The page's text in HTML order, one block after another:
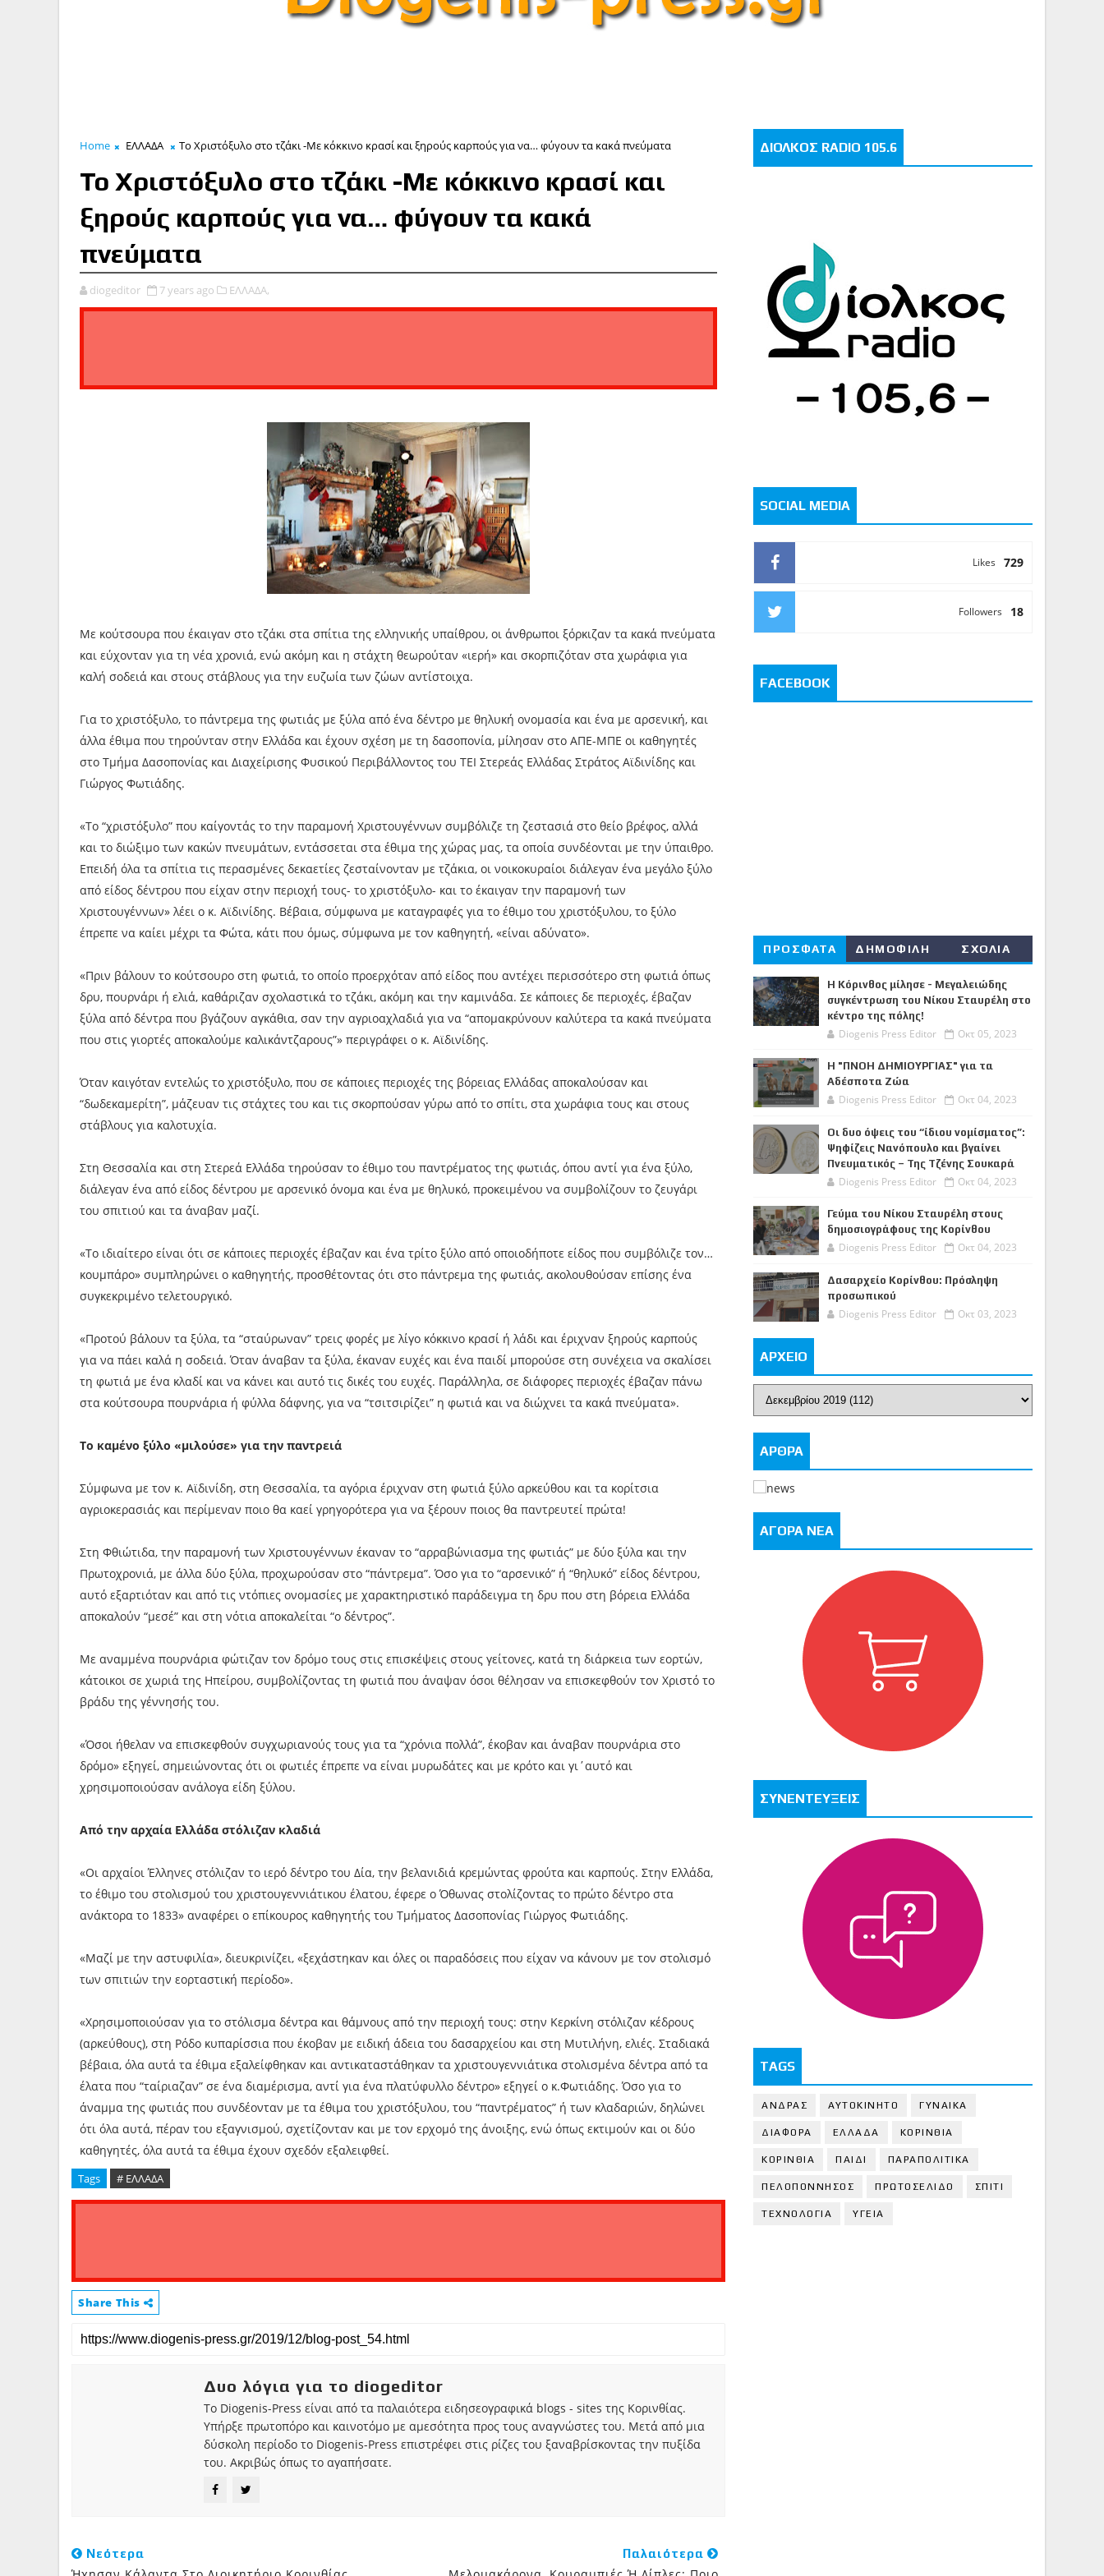
Home ΕΛΛΑΔΑ Το Χριστόξυλο στο τζάκι -Με κόκκινο κρασί και ξηρούς καρπούς για να… φύγουν τα κακά πνεύματα
Το Χριστόξυλο στο τζάκι -Με κόκκινο κρασί και
ξηρούς καρπούς για να… φύγουν τα κακά
πνεύματα
diogeditor 7 years ago ΕΛΛΑΔΑ,
Με κούτσουρα που έκαιγαν στο τζάκι στα σπίτια της ελληνικής υπαίθρου, οι άνθρωποι ξόρκιζαν τα κακά πνεύματα
και εύχονταν για τη νέα χρονιά, ενώ ακόμη και η στάχτη θεωρούταν «ιερή» και σκορπιζόταν στα χωράφια για
καλή σοδειά και στους στάβλους για την ευζωία των ζώων αντίστοιχα.
Για το χριστόξυλο, το πάντρεμα της φωτιάς με ξύλα από ένα δέντρο με θηλυκή ονομασία και ένα με αρσενική, και
άλλα έθιμα που τηρούνταν στην Ελλάδα και έχουν σχέση με τη δασοπονία, μίλησαν στο ΑΠΕ-ΜΠΕ οι καθηγητές
στο Τμήμα Δασοπονίας και Διαχείρισης Φυσικού Περιβάλλοντος του ΤΕΙ Στερεάς Ελλάδας Στράτος Αϊδινίδης και
Γιώργος Φωτιάδης.
«Το “χριστόξυλο” που καίγοντάς το την παραμονή Χριστουγέννων συμβόλιζε τη ζεστασιά στο θείο βρέφος, αλλά
και το διώξιμο των κακών πνευμάτων, εντάσσεται στα έθιμα της χώρας μας, τα οποία συνδέονται με την ύπαιθρο.
Επειδή όλα τα σπίτια τις περασμένες δεκαετίες ζεσταίνονταν με τζάκια, οι νοικοκυραίοι διάλεγαν ένα μεγάλο ξύλο
από είδος δέντρου που είχαν στην περιοχή τους- το χριστόξυλο- και το έκαιγαν την παραμονή των
Χριστουγέννων» λέει ο κ. Αϊδινίδης. Βέβαια, σύμφωνα με καταγραφές για το έθιμο του χριστόξυλου, το ξύλο
έπρεπε να καίει μέχρι τα Φώτα, κάτι που όμως, σύμφωνα με τον καθηγητή, «είναι αδύνατο».
«Πριν βάλουν το κούτσουρο στη φωτιά, το οποίο προερχόταν από είδος που αντέχει περισσότερο στη φωτιά όπως
δρυ, πουρνάρι ή ελιά, καθάριζαν σχολαστικά το τζάκι, ακόμη και την καμινάδα. Σε κάποιες δε περιοχές, έβαζαν
ξύλα από δέντρα που βγάζουν αγκάθια, σαν την αγριοαχλαδιά για να “απομακρύνουν καλύτερα τα κακά πνεύματα
που στις γιορτές αποκαλούμε καλικάντζαρους”» περιγράφει ο κ. Αϊδινίδης.
Όταν καιγόταν εντελώς το χριστόξυλο, που σε κάποιες περιοχές της βόρειας Ελλάδας αποκαλούσαν και
“δωδεκαμερίτη”, μάζευαν τις στάχτες του και τις σκορπούσαν γύρω από το σπίτι, στα χωράφια τους και στους
στάβλους για καλοτυχία.
Στη Θεσσαλία και στη Στερεά Ελλάδα τηρούσαν το έθιμο του παντρέματος της φωτιάς, όπου αντί για ένα ξύλο,
διάλεγαν ένα από είδος δέντρου με αρσενικό όνομα και ένα με θηλυκό, προκειμένου να συμβολίζουν το ζευγάρι
του σπιτιού και τα άναβαν μαζί.
«Το ιδιαίτερο είναι ότι σε κάποιες περιοχές έβαζαν και ένα τρίτο ξύλο από οποιοδήποτε είδος που συμβόλιζε τον…
κουμπάρο» συμπληρώνει ο καθηγητής, προσθέτοντας ότι στο πάντρεμα της φωτιάς, ακολουθούσαν επίσης ένα
συγκεκριμένο τελετουργικό.
«Προτού βάλουν τα ξύλα, τα “σταύρωναν” τρεις φορές με λίγο κόκκινο κρασί ή λάδι και έριχναν ξηρούς καρπούς
για να πάει καλά η σοδειά. Όταν άναβαν τα ξύλα, έκαναν ευχές και ένα παιδί μπορούσε στη συνέχεια να σκαλίσει
τη φωτιά με ένα κλαδί και να κάνει και αυτό τις δικές του ευχές. Παράλληλα, σε διάφορες περιοχές έβαζαν πάνω
στα κούτσουρα πουρνάρια ή φύλλα δάφνης, για να “τσιτσιρίζει” η φωτιά και να διώχνει τα κακά πνεύματα».
Το καμένο ξύλο «μιλούσε» για την παντρειά
Σύμφωνα με τον κ. Αϊδινίδη, στη Θεσσαλία, τα αγόρια έριχναν στη φωτιά ξύλο αρκεύθου και τα κορίτσια
αγριοκερασιάς και περίμεναν ποιο θα καεί γρηγορότερα για να ξέρουν ποιος θα παντρευτεί πρώτα!
Στη Φθιώτιδα, την παραμονή των Χριστουγέννων έκαναν το “αρραβώνιασμα της φωτιάς” με δύο ξύλα και την
Πρωτοχρονιά, με άλλα δύο ξύλα, προχωρούσαν στο “πάντρεμα”. Όσο για το “αρσενικό” ή “θηλυκό” είδος δέντρου,
αυτό εξαρτιόταν και από τις ντόπιες ονομασίες με χαρακτηριστικό παράδειγμα τη δρυ που στη βόρεια Ελλάδα
αποκαλούν “μεσέ” και στη νότια αποκαλείται “ο δέντρος”.
Με αναμμένα πουρνάρια φώτιζαν τον δρόμο τους στις επισκέψεις στους γείτονες, κατά τη διάρκεια των εορτών,
κάτοικοι σε χωριά της Ηπείρου, συμβολίζοντας τη φωτιά που άναψαν όσοι θέλησαν να επισκεφθούν τον Χριστό το
βράδυ της γέννησής του.
«Όσοι ήθελαν να επισκεφθούν συγχωριανούς τους για τα “χρόνια πολλά”, έκοβαν και άναβαν πουρνάρια στο
δρόμο» εξηγεί, σημειώνοντας ότι οι φωτιές έπρεπε να είναι μυρωδάτες και με κρότο και γι΄αυτό και
χρησιμοποιούσαν ανάλογα είδη ξύλου.
Από την αρχαία Ελλάδα στόλιζαν κλαδιά
«Οι αρχαίοι Έλληνες στόλιζαν το ιερό δέντρο του Δία, την βελανιδιά κρεμώντας φρούτα και καρπούς. Στην Ελλάδα,
το έθιμο του στολισμού του χριστουγεννιάτικου έλατου, έφερε ο Όθωνας στολίζοντας το πρώτο δέντρο στα
ανάκτορα το 1833» αναφέρει ο επίκουρος καθηγητής του Τμήματος Δασοπονίας Γιώργος Φωτιάδης.
«Μαζί με την αστυφιλία», διευκρινίζει, «ξεχάστηκαν και όλες οι παραδόσεις που είχαν να κάνουν με τον στολισμό
των σπιτιών την εορταστική περίοδο».
«Χρησιμοποιούσαν για το στόλισμα δέντρα και θάμνους από την περιοχή τους: στην Κερκίνη στόλιζαν κέδρους
(αρκεύθους), στη Ρόδο κυπαρίσσια που έκοβαν με ειδική άδεια του δασαρχείου και στη Μυτιλήνη, ελιές. Σταδιακά
βέβαια, όλα αυτά τα έθιμα εξαλείφθηκαν και αντικαταστάθηκαν τα χριστουγεννιάτικα στολισμένα δέντρα από τα
έλατα που “ταίριαζαν” σε ένα διαμέρισμα, αντί για ένα πλατύφυλλο δέντρο» εξηγεί ο κ.Φωτιάδης. Όσο για το
άναμμα της φωτιάς που συνδέονταν με τα έθιμα του χριστόξυλου, του “παντρέματος” ή των κλαδαριών, δηλώνει
ότι όλα αυτά, πέραν του εξαγνισμού, σχετίζονταν και με τον ερχομό της άνοιξης, ενώ όπως εκτιμούν και οι δύο
καθηγητές, όλα αυτά τα έθιμα έχουν σχεδόν εξαλειφθεί.
Tags # ΕΛΛΑΔΑ
Share This
Δυο λόγια για το diogeditor
Το Diogenis-Press είναι από τα παλαιότερα ειδησεογραφικά blogs - sites της Κορινθίας.
Υπήρξε πρωτοπόρο και καινοτόμο με αμεσότητα προς τους αναγνώστες του. Μετά από μια
δύσκολη περίοδο το Diogenis-Press επιστρέφει στις ρίζες του ξαναβρίσκοντας την πυξίδα
του. Ακριβώς όπως το αγαπήσατε.
Νεότερα Παλαιότερα
ΔΙΟΛΚΟΣ RADIO 105.6
SOCIAL MEDIA
729
Likes
18
Followers
FACEBOOK
ΠΡΟΣΦΑΤΑ ΔΗΜΟΦΙΛΗ ΣΧΟΛΙΑ
Η Κόρινθος μίλησε - Μεγαλειώδης
συγκέντρωση του Νίκου Σταυρέλη στο
κέντρο της πόλης!
Diogenis Press Editor Οκτ 05, 2023
Η "ΠΝΟΗ ΔΗΜΙΟΥΡΓΙΑΣ" για τα
Αδέσποτα Ζώα
Diogenis Press Editor Οκτ 04, 2023
Οι δυο όψεις του “ίδιου νομίσματος”:
Ψηφίζεις Νανόπουλο και βγαίνει
Πνευματικός – Της Τζένης Σουκαρά
Diogenis Press Editor Οκτ 04, 2023
Γεύμα του Νίκου Σταυρέλη στους
δημοσιογράφους της Κορίνθου
Diogenis Press Editor Οκτ 04, 2023
Δασαρχείο Κορίνθου: Πρόσληψη
προσωπικού
Diogenis Press Editor Οκτ 03, 2023
ΑΡΧΕΙΟ
ΑΡΘΡΑ
ΑΓΟΡΑ ΝΕΑ
ΣΥΝΕΝΤΕΥΞΕΙΣ
TAGS
ΑΝΔΡΑΣ ΑΥΤΟΚΙΝΗΤΟ ΓΥΝΑΙΚΑ
ΔΙΑΦΟΡΑ ΕΛΛΑΔΑ ΚΟΡΙΝΘΙΑ
ΚΟΡΙΝΘΙA ΠΑΙΔΙ ΠΑΡΑΠΟΛΙΤΙΚΑ
ΠΕΛΟΠΟΝΝΗΣΟΣ ΠΡΩΤΟΣΕΛΙΔΟ ΣΠΙΤΙ
ΤΕΧΝΟΛΟΓΙΑ ΥΓΕΙΑ